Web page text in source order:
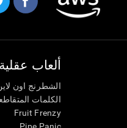
ألعاب عقلية
الشطرنج اون
الكلمات
Fruit Frenzy